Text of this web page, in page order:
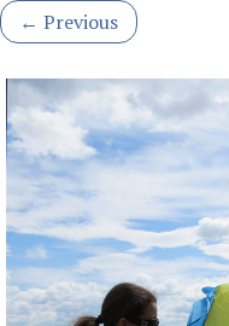
← Previous